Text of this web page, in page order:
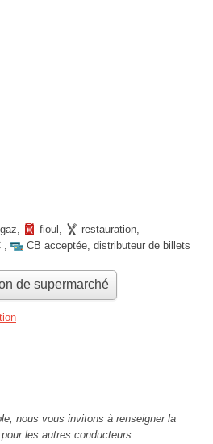
, fioul , restauration,
, CB acceptée, distributeur de billets
de supermarché
nous vous invitons à renseigner la
les autres conducteurs.